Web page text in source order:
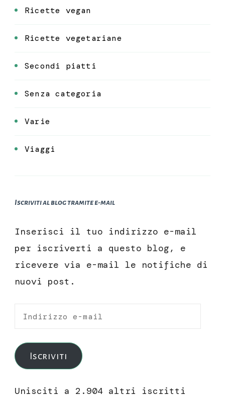
Ricette vegan
Ricette vegetariane
Secondi piatti
Senza categoria
Varie
Viaggi
Iscriviti al blog tramite e-mail
Inserisci il tuo indirizzo e-mail
per iscriverti a questo blog, e
ricevere via e-mail le notifiche di
nuovi post.
Indirizzo
mail
Iscriviti
Unisciti a 2.904 altri iscritti